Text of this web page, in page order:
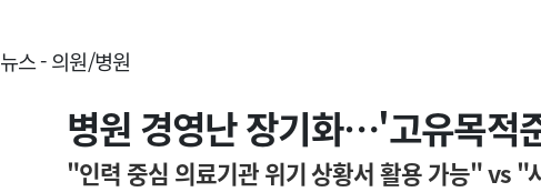
뉴스 - 의원/병원
병원 경영난 장기화…'고유목적
"인력 중심 의료기관 위기 상황서 활용 가능" vs "